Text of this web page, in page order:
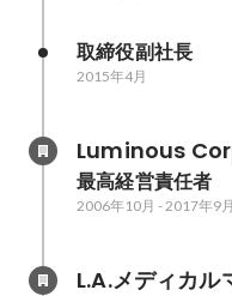
取締役副社長
2015年4月
Luminous
最高経営責任者
2006年10月 -2017年9月
L.A.メディカル